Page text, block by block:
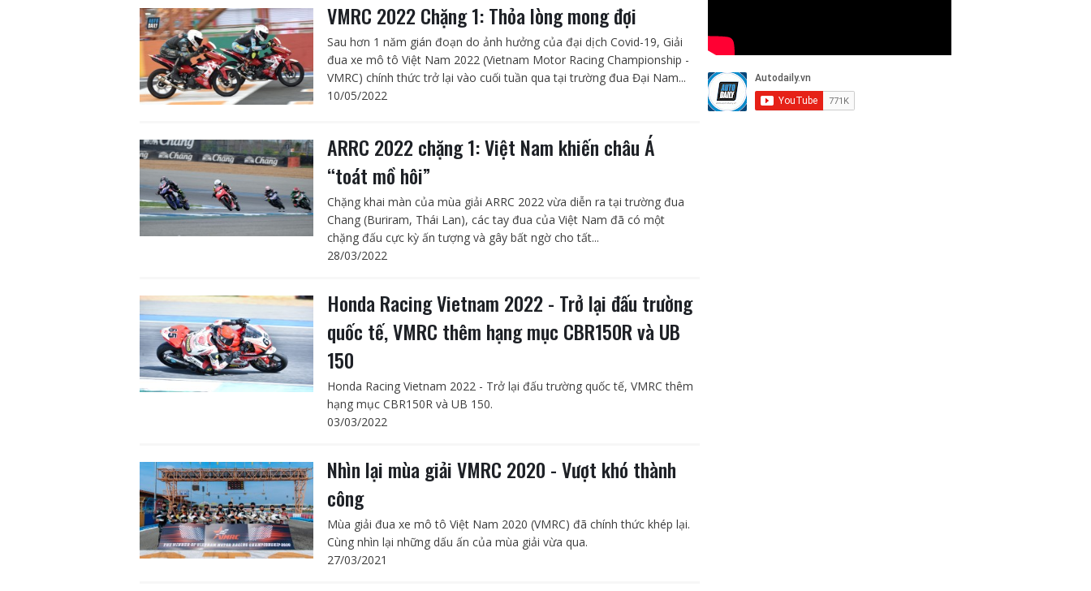
VMRC 2022 Chặng 1: Thỏa lòng mong đợi
Sau hơn 1 năm gián đoạn do ảnh hưởng của đại dịch Covid-19, Giải
đua xe mô tô Việt Nam 2022 (Vietnam Motor Racing Championship -
VMRC) chính thức trở lại vào cuối tuần qua tại trường đua Đại Nam...
10/05/2022
ARRC 2022 chặng 1: Việt Nam khiến châu Á
“toát mồ hôi”
Chặng khai màn của mùa giải ARRC 2022 vừa diễn ra tại trường đua
Chang (Buriram, Thái Lan), các tay đua của Việt Nam đã có một
chặng đấu cực kỳ ấn tượng và gây bất ngờ cho tất...
28/03/2022
Honda Racing Vietnam 2022 - Trở lại đấu trường
quốc tế, VMRC thêm hạng mục CBR150R và UB
150
Honda Racing Vietnam 2022 - Trở lại đấu trường quốc tế, VMRC thêm
hạng mục CBR150R và UB 150.
03/03/2022
Nhìn lại mùa giải VMRC 2020 - Vượt khó thành
công
Mùa giải đua xe mô tô Việt Nam 2020 (VMRC) đã chính thức khép lại.
Cùng nhìn lại những dấu ấn của mùa giải vừa qua.
27/03/2021